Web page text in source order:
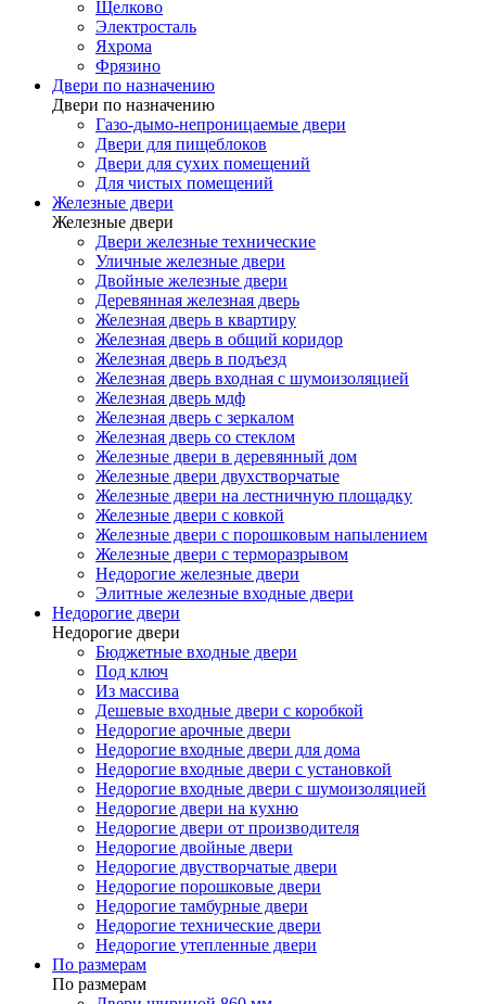
Щелково
Электросталь
Яхрома
Фрязино
Двери по назначению
Двери по назначению
Газо-дымо-непроницаемые двери
Двери для пищеблоков
Двери для сухих помещений
Для чистых помещений
Железные двери
Железные двери
Двери железные технические
Уличные железные двери
Двойные железные двери
Деревянная железная дверь
Железная дверь в квартиру
Железная дверь в общий коридор
Железная дверь в подъезд
Железная дверь входная с шумоизоляцией
Железная дверь мдф
Железная дверь с зеркалом
Железная дверь со стеклом
Железные двери в деревянный дом
Железные двери двухстворчатые
Железные двери на лестничную площадку
Железные двери с ковкой
Железные двери с порошковым напылением
Железные двери с терморазрывом
Недорогие железные двери
Элитные железные входные двери
Недорогие двери
Недорогие двери
Бюджетные входные двери
Под ключ
Из массива
Дешевые входные двери с коробкой
Недорогие арочные двери
Недорогие входные двери для дома
Недорогие входные двери с установкой
Недорогие входные двери с шумоизоляцией
Недорогие двери на кухню
Недорогие двери от производителя
Недорогие двойные двери
Недорогие двустворчатые двери
Недорогие порошковые двери
Недорогие тамбурные двери
Недорогие технические двери
Недорогие утепленные двери
По размерам
По размерам